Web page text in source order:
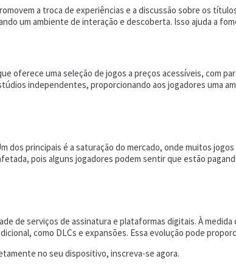
a troca de experiências e a discussão sobre os
um ambiente de interação e descoberta. Isso ajuda a
oferece uma seleção de jogos a preços acessíveis, com
independentes, proporcionando aos jogadores uma
dos principais é a saturação do mercado, onde muitos
pois alguns jogadores podem sentir que estão
de serviços de assinatura e plataformas digitais. À
como DLCs e expansões. Essa evolução pode
no seu dispositivo, inscreva-se agora.